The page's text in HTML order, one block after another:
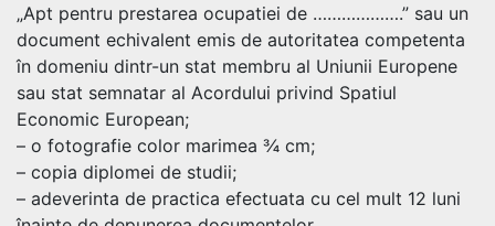
„Apt pentru prestarea ocupatiei de ……………….” sau un
document echivalent emis de autoritatea competenta
în domeniu dintr-un stat membru al Uniunii Europene
sau stat semnatar al Acordului privind Spatiul
Economic European;
– o fotografie color marimea ¾ cm;
– copia diplomei de studii;
– adeverinta de practica efectuata cu cel mult 12 luni